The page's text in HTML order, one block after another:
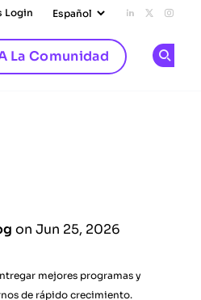
Login Add us on
Follow
La Comunidad
on Jun 25, 2026
mejores programas y
de rápido crecimiento.